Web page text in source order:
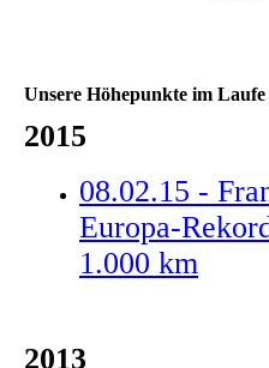
Unsere Höhepunkte im
2015
08.02.15 -
Europa-
1.000 km
2013